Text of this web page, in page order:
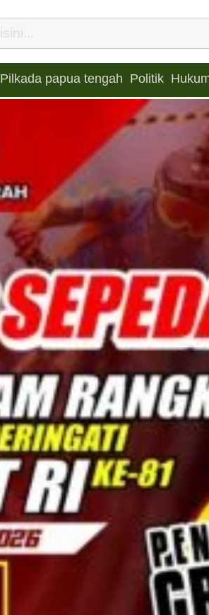
Pilkada papua tengah Politik